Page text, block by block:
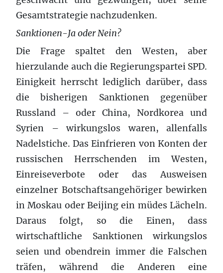
Gesamtstrategie nachzudenken.
Sanktionen-Ja oder Nein?
Die Frage spaltet den Westen, aber
hierzulande auch die Regierungspartei SPD.
Einigkeit herrscht lediglich darüber, dass
die bisherigen Sanktionen gegenüber
Russland – oder China, Nordkorea und
Syrien – wirkungslos waren, allenfalls
Nadelstiche. Das Einfrieren von Konten der
russischen Herrschenden im Westen,
Einreiseverbote oder das Ausweisen
einzelner Botschaftsangehöriger bewirken
in Moskau oder Beijing ein müdes Lächeln.
Daraus folgt, so die Einen, dass
wirtschaftliche Sanktionen wirkungslos
seien und obendrein immer die Falschen
träfen, während die Anderen eine